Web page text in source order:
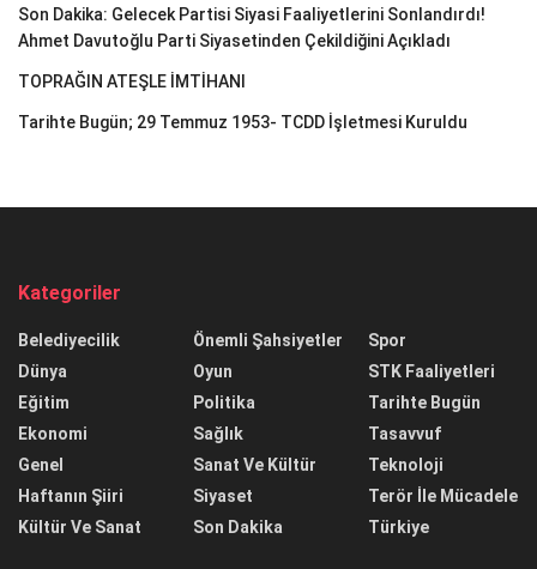
Son Dakika: Gelecek Partisi Siyasi Faaliyetlerini Sonlandırdı!
Ahmet Davutoğlu Parti Siyasetinden Çekildiğini Açıkladı
TOPRAĞIN ATEŞLE İMTİHANI
Tarihte Bugün; 29 Temmuz 1953- TCDD İşletmesi Kuruldu
Kategoriler
Belediyecilik
Dünya
Eğitim
Ekonomi
Genel
Haftanın Şiiri
Kültür Ve Sanat
Önemli Şahsiyetler
Oyun
Politika
Sağlık
Sanat Ve Kültür
Siyaset
Son Dakika
Spor
STK Faaliyetleri
Tarihte Bugün
Tasavvuf
Teknoloji
Terör İle Mücadele
Türkiye